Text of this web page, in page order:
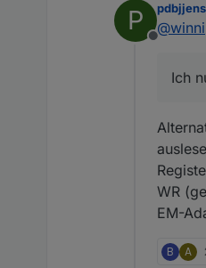
P
Offline
pdbjjens
@winni
Ich
WR
EM-
B A